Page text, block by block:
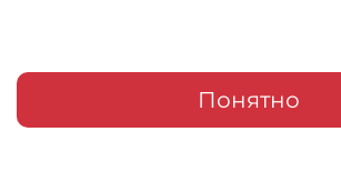
Понятно